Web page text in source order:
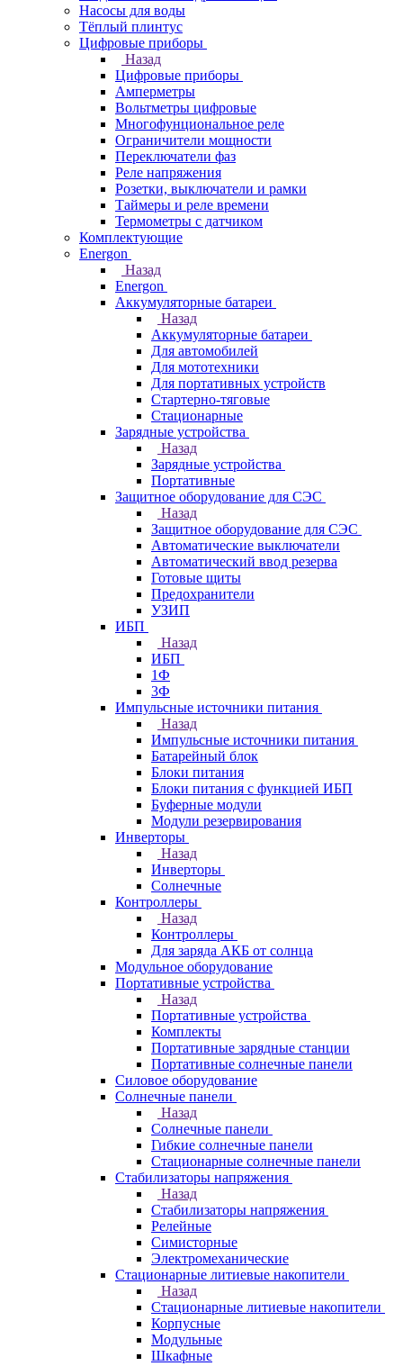
Насосы для воды
Тёплый плинтус
Цифровые приборы
Назад
Цифровые приборы
Амперметры
Вольтметры цифровые
Многофунциональное реле
Ограничители мощности
Переключатели фаз
Реле напряжения
Розетки, выключатели и рамки
Таймеры и реле времени
Термометры c датчиком
Комплектующие
Energon
Назад
Energon
Аккумуляторные батареи
Назад
Аккумуляторные батареи
Для автомобилей
Для мототехники
Для портативных устройств
Стартерно-тяговые
Стационарные
Зарядные устройства
Назад
Зарядные устройства
Портативные
Защитное оборудование для СЭС
Назад
Защитное оборудование для СЭС
Автоматические выключатели
Автоматический ввод резерва
Готовые щиты
Предохранители
УЗИП
ИБП
Назад
ИБП
1Ф
3Ф
Импульсные источники питания
Назад
Импульсные источники питания
Батарейный блок
Блоки питания
Блоки питания с функцией ИБП
Буферные модули
Модули резервирования
Инверторы
Назад
Инверторы
Солнечные
Контроллеры
Назад
Контроллеры
Для заряда АКБ от солнца
Модульное оборудование
Портативные устройства
Назад
Портативные устройства
Комплекты
Портативные зарядные станции
Портативные солнечные панели
Силовое оборудование
Солнечные панели
Назад
Солнечные панели
Гибкие солнечные панели
Стационарные солнечные панели
Стабилизаторы напряжения
Назад
Стабилизаторы напряжения
Релейные
Симисторные
Электромеханические
Стационарные литиевые накопители
Назад
Стационарные литиевые накопители
Корпусные
Модульные
Шкафные